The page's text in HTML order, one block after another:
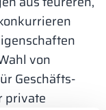
von
Geschäfts-
private